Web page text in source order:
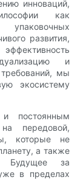
инноваций,
как
развития,
и
мы
экосистему
и постоянным
на передовой,
которые не
а также
Будущее за
в пределах